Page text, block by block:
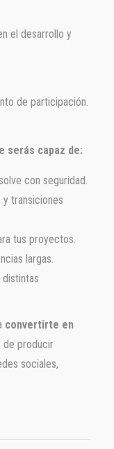
el desarrollo y
de participación.
serás capaz de:
con seguridad.
transiciones
tus proyectos.
largas.
convertirte en
de producir
sociales,